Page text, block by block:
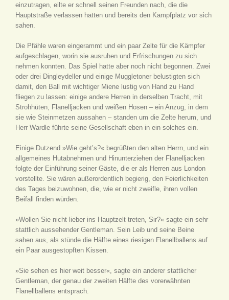
einzutragen, eilte er schnell seinen Freunden nach, die die
Hauptstraße verlassen hatten und bereits den Kampfplatz vor sich
sahen.
Die Pfähle waren eingerammt und ein paar Zelte für die Kämpfer
aufgeschlagen, worin sie ausruhen und Erfrischungen zu sich
nehmen konnten. Das Spiel hatte aber noch nicht begonnen. Zwei
oder drei Dingleydeller und einige Muggletoner belustigten sich
damit, den Ball mit wichtiger Miene lustig von Hand zu Hand
fliegen zu lassen: einige andere Herren in derselben Tracht, mit
Strohhüten, Flanelljacken und weißen Hosen – ein Anzug, in dem
sie wie Steinmetzen aussahen – standen um die Zelte herum, und
Herr Wardle führte seine Gesellschaft eben in ein solches ein.
Einige Dutzend »Wie geht’s?« begrüßten den alten Herrn, und ein
allgemeines Hutabnehmen und Hinunterziehen der Flanelljacken
folgte der Einführung seiner Gäste, die er als Herren aus London
vorstellte. Sie wären außerordentlich begierig, den Feierlichkeiten
des Tages beizuwohnen, die, wie er nicht zweifle, ihren vollen
Beifall finden würden.
»Wollen Sie nicht lieber ins Hauptzelt treten, Sir?« sagte ein sehr
stattlich aussehender Gentleman. Sein Leib und seine Beine
sahen aus, als stünde die Hälfte eines riesigen Flanellballens auf
ein Paar ausgestopften Kissen.
»Sie sehen es hier weit besser«, sagte ein anderer stattlicher
Gentleman, der genau der zweiten Hälfte des vorerwähnten
Flanellballens entsprach.